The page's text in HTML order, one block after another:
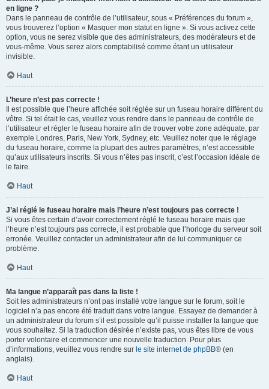
en ligne ?
Dans le panneau de contrôle de l’utilisateur, sous « Préférences du forum »,
vous trouverez l’option « Masquer mon statut en ligne ». Si vous activez cette
option, vous ne serez visible que des administrateurs, des modérateurs et de
vous-même. Vous serez alors comptabilisé comme étant un utilisateur
invisible.
Haut
L’heure n’est pas correcte !
Il est possible que l’heure affichée soit réglée sur un fuseau horaire différent du
vôtre. Si tel était le cas, veuillez vous rendre dans le panneau de contrôle de
l’utilisateur et régler le fuseau horaire afin de trouver votre zone adéquate, par
exemple Londres, Paris, New York, Sydney, etc. Veuillez noter que le réglage
du fuseau horaire, comme la plupart des autres paramètres, n’est accessible
qu’aux utilisateurs inscrits. Si vous n’êtes pas inscrit, c’est l’occasion idéale de
le faire.
Haut
J’ai réglé le fuseau horaire mais l’heure n’est toujours pas correcte !
Si vous êtes certain d’avoir correctement réglé le fuseau horaire mais que
l’heure n’est toujours pas correcte, il est probable que l’horloge du serveur soit
erronée. Veuillez contacter un administrateur afin de lui communiquer ce
problème.
Haut
Ma langue n’apparaît pas dans la liste !
Soit les administrateurs n’ont pas installé votre langue sur le forum, soit le
logiciel n’a pas encore été traduit dans votre langue. Essayez de demander à
un administrateur du forum s’il est possible qu’il puisse installer la langue que
vous souhaitez. Si la traduction désirée n’existe pas, vous êtes libre de vous
porter volontaire et commencer une nouvelle traduction. Pour plus
d’informations, veuillez vous rendre sur le site internet de phpBB® (en
anglais).
Haut